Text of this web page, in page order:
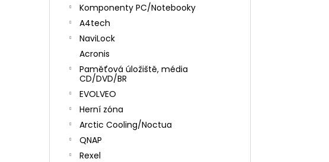
Komponenty PC/Notebooky
A4tech
NaviLock
Acronis
Paměťová úložiště, média
CD/DVD/BR
EVOLVEO
Herní zóna
Arctic Cooling/Noctua
QNAP
Rexel